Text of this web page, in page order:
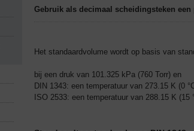
Gebruik als decimaal scheidingsteken
Het standaardvolume wordt op basis van
bij een druk van 101.325 kPa (760 Torr) en
DIN 1343: een temperatuur van 273.15 K (0
ISO 2533: een temperatuur van 288.15 K (15